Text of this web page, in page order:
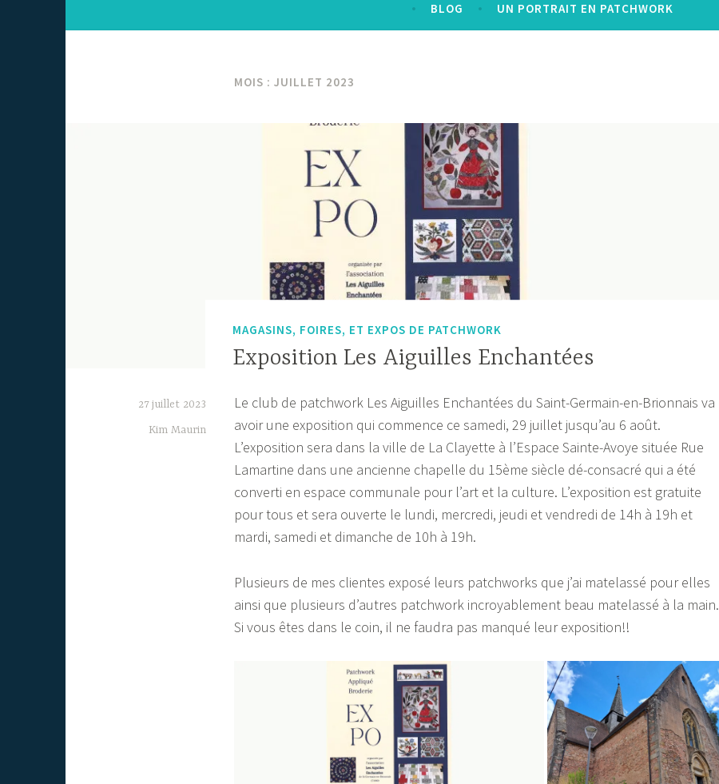
BLOG UN PORTRAIT EN PATCHWORK
MOIS : JUILLET 2023
MAGASINS, FOIRES, ET EXPOS DE PATCHWORK
Exposition Les Aiguilles Enchantées
27 juillet 2023
Kim Maurin
Le club de patchwork Les Aiguilles Enchantées du Saint-Germain-en-Brionnais va
avoir une exposition qui commence ce samedi, 29 juillet jusqu’au 6 août.
L’exposition sera dans la ville de La Clayette à l’Espace Sainte-Avoye située Rue
Lamartine dans une ancienne chapelle du 15ème siècle dé-consacré qui a été
converti en espace communale pour l’art et la culture. L’exposition est gratuite
pour tous et sera ouverte le lundi, mercredi, jeudi et vendredi de 14h à 19h et
mardi, samedi et dimanche de 10h à 19h.
Plusieurs de mes clientes exposé leurs patchworks que j’ai matelassé pour elles
ainsi que plusieurs d’autres patchwork incroyablement beau matelassé à la main.
Si vous êtes dans le coin, il ne faudra pas manqué leur exposition!!